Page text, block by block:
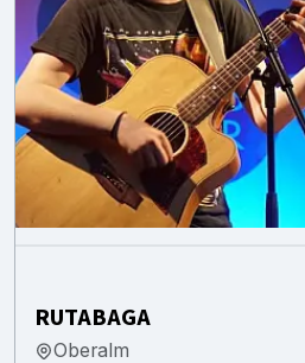
RUTABAGA
Oberalm